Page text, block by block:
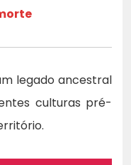
legado ancestral
culturas pré-